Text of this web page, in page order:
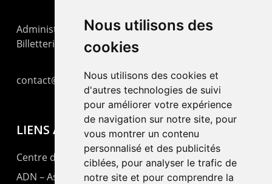
Nous utilisons des
cookies
Nous utilisons des cookies et
d'autres technologies de suivi
pour améliorer votre expérience
de navigation sur notre site, pour
vous montrer un contenu
personnalisé et des publicités
ciblées, pour analyser le trafic de
notre site et pour comprendre la
Administration : +41 32 725 03 03
Billetterie : +41 32 725 05 05
contact@lepommier.ch
LIENS AMIS
Centre de culture ABC
ADN – Association Danse Neuchâtel